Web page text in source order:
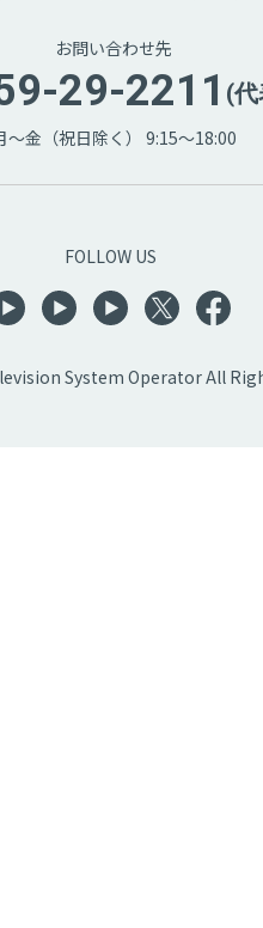
お問い合わせ先
29-2211 (
～金（祝日除く） 9:15～18:00
FOLLOW US
System Operator All